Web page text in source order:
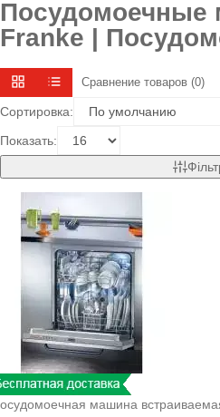
Franke |
Сравнение товаров (0)
Сортировка:
Показать:
машина